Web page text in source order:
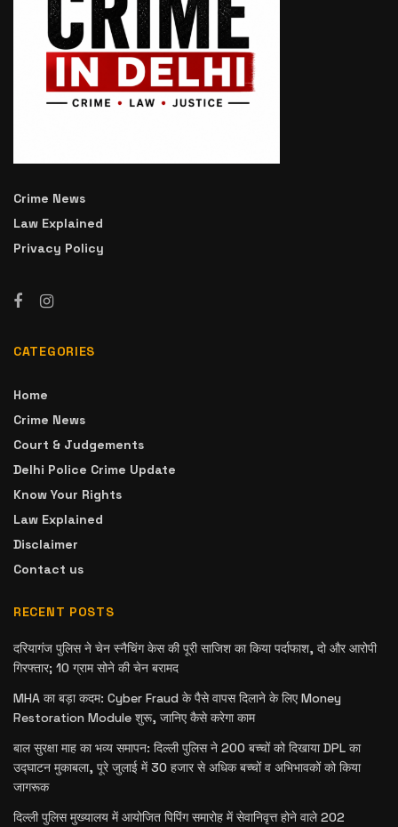
Crime News
Law Explained
Privacy Policy
CATEGORIES
Home
Crime News
Court & Judgements
Delhi Police Crime Update
Know Your Rights
Law Explained
Disclaimer
Contact us
RECENT POSTS
दरियागंज पुलिस ने चेन स्नैचिंग केस की पूरी साजिश का किया पर्दाफाश, दो और आरोपी
गिरफ्तार; 10 ग्राम सोने की चेन बरामद
MHA का बड़ा कदम: Cyber Fraud के पैसे वापस दिलाने के लिए Money
Restoration Module शुरू, जानिए कैसे करेगा काम
बाल सुरक्षा माह का भव्य समापन: दिल्ली पुलिस ने 200 बच्चों को दिखाया DPL का
उद्घाटन मुकाबला, पूरे जुलाई में 30 हजार से अधिक बच्चों व अभिभावकों को किया
जागरूक
दिल्ली पुलिस मुख्यालय में आयोजित पिपिंग समारोह में सेवानिवृत्त होने वाले 202